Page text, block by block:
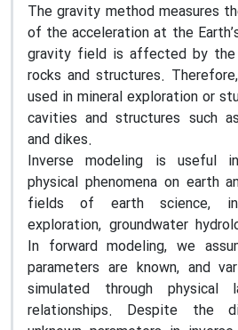
The gravity method measures
of the acceleration at the
gravity field is affected by
rocks and structures.
used in mineral exploration or
cavities and structures such
and dikes.
Inverse modeling is useful
physical phenomena on earth
fields of earth science,
exploration, groundwater
In forward modeling, we
parameters are known, and
simulated through physical
relationships. Despite the